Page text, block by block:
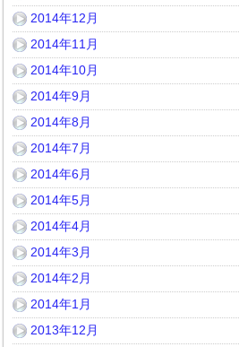
2014年12月
2014年11月
2014年10月
2014年9月
2014年8月
2014年7月
2014年6月
2014年5月
2014年4月
2014年3月
2014年2月
2014年1月
2013年12月